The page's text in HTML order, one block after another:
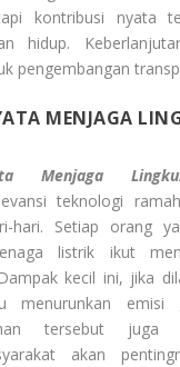
kontribusi nyata
hidup.
pengembangan
MENJAGA
Menjaga
teknologi
hari. Setiap orang
listrik ikut
kecil ini, jika
menurunkan emisi
tersebut juga
akan